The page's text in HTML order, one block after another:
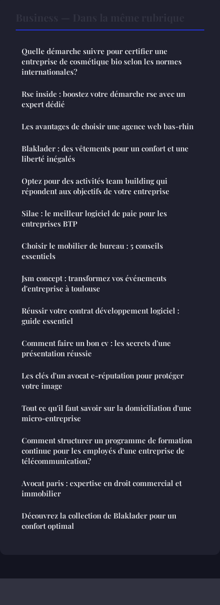
Quelle démarche suivre pour certifier une
entreprise de cosmétique bio selon les normes
internationales?
Rse inside : boostez votre démarche rse avec un
expert dédié
Les avantages de choisir une agence web bas-rhin
Blaklader : des vêtements pour un confort et une
liberté inégalés
Optez pour des activités team building qui
répondent aux objectifs de votre entreprise
Silae : le meilleur logiciel de paie pour les
entreprises BTP
Choisir le mobilier de bureau : 5 conseils
essentiels
Jsm concept : transformez vos événements
d'entreprise à toulouse
Réussir votre contrat développement logiciel :
guide essentiel
Comment faire un bon cv : les secrets d'une
présentation réussie
Les clés d'un avocat e-réputation pour protéger
votre image
Tout ce qu'il faut savoir sur la domiciliation d'une
micro-entreprise
Comment structurer un programme de formation
continue pour les employés d'une entreprise de
télécommunication?
Avocat paris : expertise en droit commercial et
immobilier
Découvrez la collection de Blaklader pour un
confort optimal